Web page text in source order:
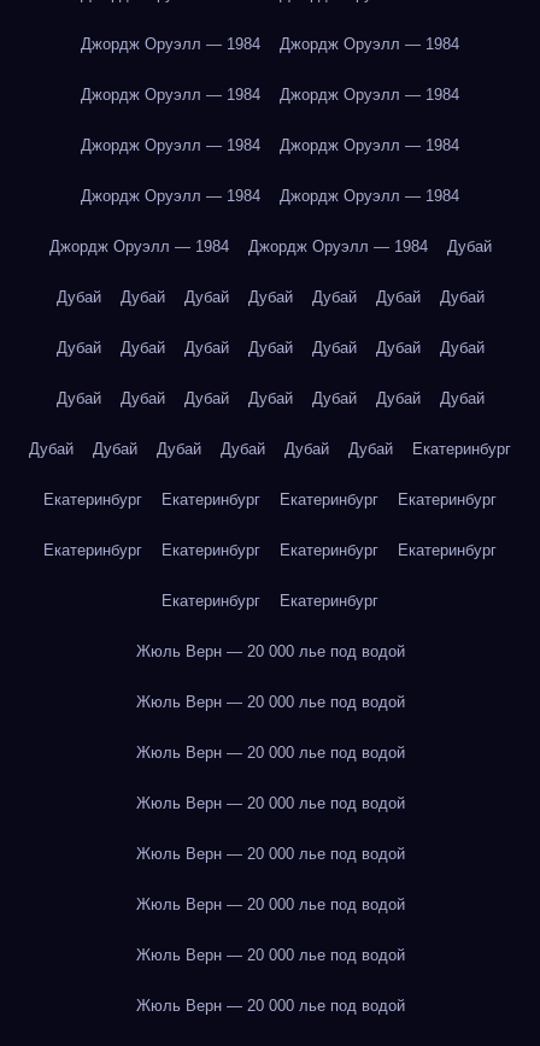
Джордж Оруэлл — 1984 Джордж Оруэлл — 1984
Джордж Оруэлл — 1984 Джордж Оруэлл — 1984
Джордж Оруэлл — 1984 Джордж Оруэлл — 1984
Джордж Оруэлл — 1984 Джордж Оруэлл — 1984
Джордж Оруэлл — 1984 Джордж Оруэлл — 1984 Дубай
Дубай Дубай Дубай Дубай Дубай Дубай Дубай
Дубай Дубай Дубай Дубай Дубай Дубай Дубай
Дубай Дубай Дубай Дубай Дубай Дубай Дубай
Дубай Дубай Дубай Дубай Дубай Дубай Екатеринбург
Екатеринбург Екатеринбург Екатеринбург Екатеринбург
Екатеринбург Екатеринбург Екатеринбург Екатеринбург
Екатеринбург Екатеринбург
Жюль Верн — 20 000 лье под водой
Жюль Верн — 20 000 лье под водой
Жюль Верн — 20 000 лье под водой
Жюль Верн — 20 000 лье под водой
Жюль Верн — 20 000 лье под водой
Жюль Верн — 20 000 лье под водой
Жюль Верн — 20 000 лье под водой
Жюль Верн — 20 000 лье под водой